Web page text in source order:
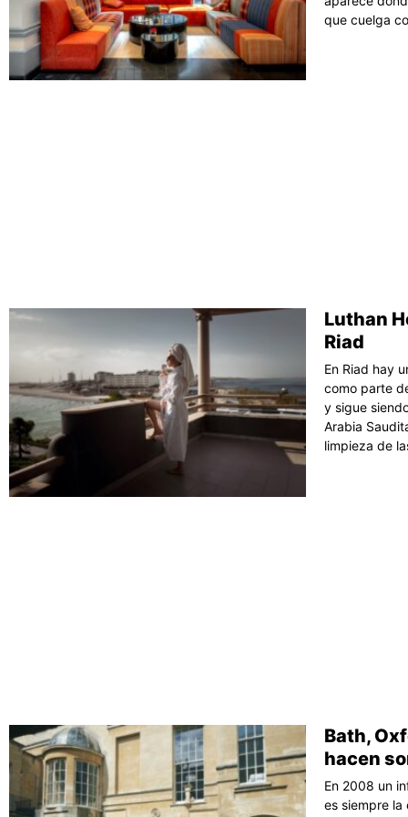
que cuelga
Luthan
Riad
En Riad hay
como parte
y sigue
Arabia
limpieza de
Bath,
hacen
En 2008 un
es siempre la